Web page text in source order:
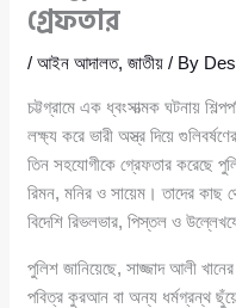
গ্রেফতার
/আইন আদালত,জাতীয় / By
চট্টগ্রামে এক ধ্বংসাত্মক ঘটনায়
লক্ষ্য করে ভারী অস্ত্র দিয়ে
তিন সহযোগীকে গ্রেফতার করেছে
রিমন, মনির ও সায়েম। তাদের
বিদেশি রিভলভার, পিস্তল ও
পুলিশ জানিয়েছে, সাজ্জাদ আলী
পবিত্র কুরআন বা অন্য ধর্মগ্রন্থ